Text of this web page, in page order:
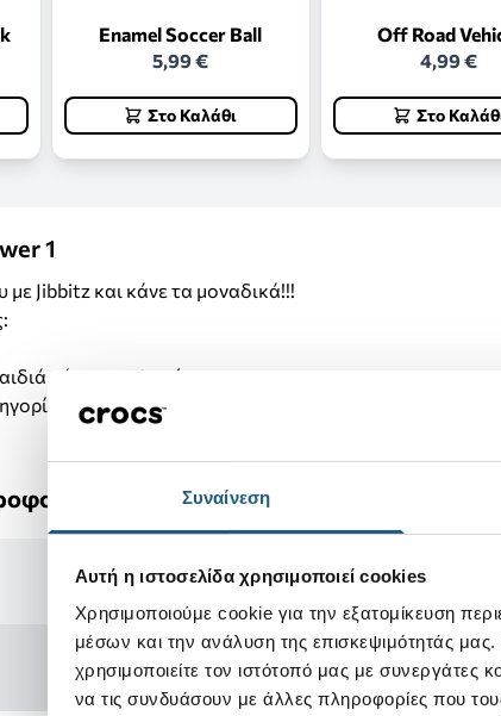
Συναίνεση
Αυτή η ιστοσελίδα χρησιμοποιεί cookies
Χρησιμοποιούμε cookie για την εξατομίκευση
μέσων και την ανάλυση της επισκεψιμότητάς
χρησιμοποιείτε τον ιστότοπό μας με
να τις συνδυάσουν με άλλες πληροφορίες που
Enamel Soccer Ball
5,99 €
Στο Καλάθι
Off Road
4,99 €
Στο
1
Jibbitz και κάνε τα μοναδικά!!!
κάτω των 3 ετών.
Jibbitz δεν γίνονται αλλαγές και επιστροφές.